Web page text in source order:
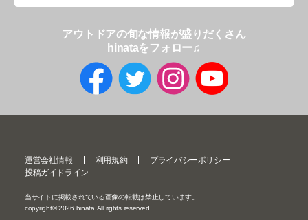
アウトドアの旬な情報が盛りだくさん
hinataをフォロー♫
運営会社情報 利用規約
プライバシーポリシー
投稿ガイドライン
当サイトに掲載されている画像の転載は禁止しています。
copyright©2026 hinata All rights reserved.